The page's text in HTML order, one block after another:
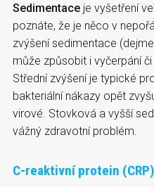
Sedimentace je vyšetření
poznáte, že je něco v
zvýšení sedimentace
může způsobit i vyčerpání
Střední zvýšení je typické
bakteriální nákazy opět
virové. Stovková a vyšší
vážný zdravotní problém.
C-reaktivní protein (CRP)